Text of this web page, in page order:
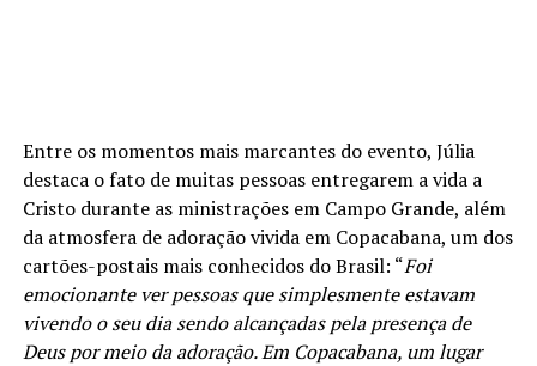
Entre os momentos mais marcantes do evento, Júlia
destaca o fato de muitas pessoas entregarem a vida a
Cristo durante as ministrações em Campo Grande, além
da atmosfera de adoração vivida em Copacabana, um dos
cartões-postais mais conhecidos do Brasil: “Foi
emocionante ver pessoas que simplesmente estavam
vivendo o seu dia sendo alcançadas pela presença de
Deus por meio da adoração. Em Copacabana, um lugar